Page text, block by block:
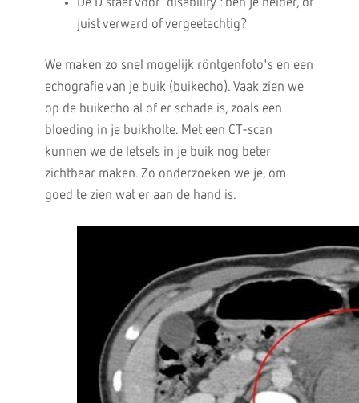
De D staat voor ‘disability’: ben je helder, of
juist verward of vergeetachtig?
We maken zo snel mogelijk röntgenfoto's en een
echografie van je buik (buikecho). Vaak zien we
op de buikecho al of er schade is, zoals een
bloeding in je buikholte. Met een CT-scan
kunnen we de letsels in je buik nog beter
zichtbaar maken. Zo onderzoeken we je, om
goed te zien wat er aan de hand is.